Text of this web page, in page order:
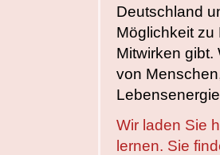
Deutschland
Möglichkeit zu
Mitwirken gibt.
von
Wir laden Sie
lernen. Sie